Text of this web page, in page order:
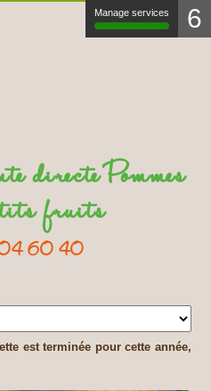
directe Pommes
fruits
60 40
est terminée pour cette année,
Manage services 6